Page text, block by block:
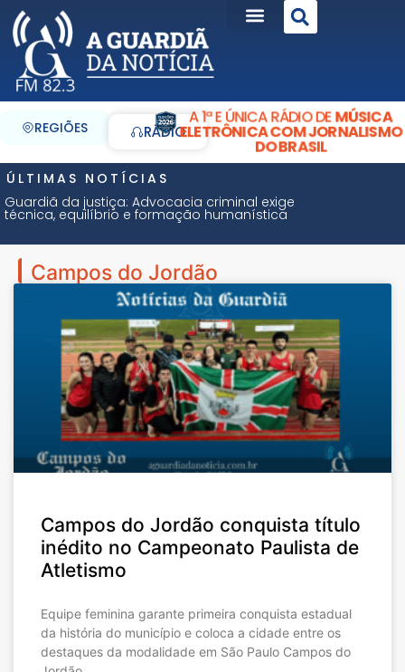
REGIÕES RÁDIO
A 1ª E ÚNICA RÁDIO DEMÚSICA
ELETRÔNICA COM JORNALISMO
DO BRASIL
ÚLTIMAS NOTÍCIAS
Guardiã da justiça: Advocacia criminal exige
técnica, equilíbrio e formação humanística
Campos do Jordão
Campos do Jordão conquista título
inédito no Campeonato Paulista de
Atletismo
Equipe feminina garante primeira conquista estadual
da história do município e coloca a cidade entre os
destaques da modalidade em São Paulo Campos do